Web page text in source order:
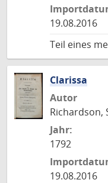
19.08.2016
Teil eines
Clarissa
Autor
Richardson,
Jahr:
1792
19.08.2016